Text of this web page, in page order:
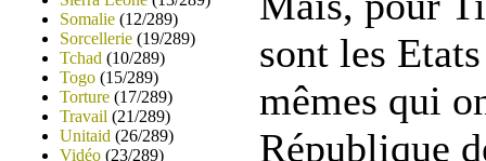
Somalie (12/289)
Sorcellerie (19/289)
Tchad (10/289)
Togo (15/289)
Torture (17/289)
Travail (21/289)
Unitaid (26/289)
Vidéo (23/289)
sont les
mêmes qui
République